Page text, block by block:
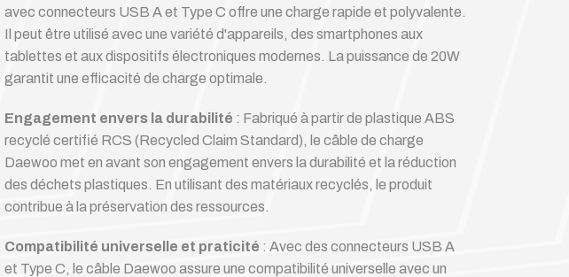
avec connecteurs USB A et Type C offre une charge rapide et polyvalente.
Il peut être utilisé avec une variété d'appareils, des smartphones aux
tablettes et aux dispositifs électroniques modernes. La puissance de 20W
garantit une efficacité de charge optimale.
Engagement envers la durabilité : Fabriqué à partir de plastique ABS
recyclé certifié RCS (Recycled Claim Standard), le câble de charge
Daewoo met en avant son engagement envers la durabilité et la réduction
des déchets plastiques. En utilisant des matériaux recyclés, le produit
contribue à la préservation des ressources.
Compatibilité universelle et praticité : Avec des connecteurs USB A
et Type C, le câble Daewoo assure une compatibilité universelle avec un